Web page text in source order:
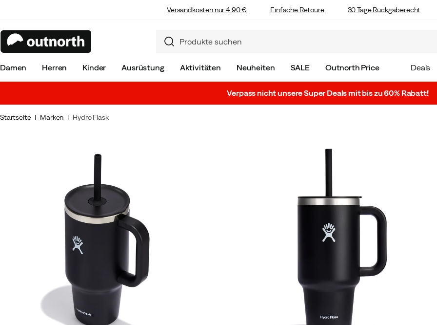
Versandkosten nur 4,90 € Einfache Retoure 30 Tage Rückgaberecht
Damen Herren Kinder Ausrüstung Aktivitäten Neuheiten SALE Outnorth Price Deals
Verpass nicht unsere Super Deals mit bis zu 60% Rabatt!
Startseite Marken Hydro Flask